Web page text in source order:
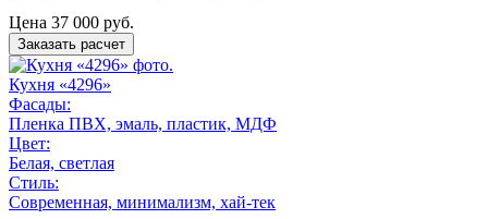
Цена 37 000 руб.
Заказать расчет
Кухня «4296»
Фасады:
Пленка ПВХ, эмаль, пластик, МДФ
Цвет:
Белая, светлая
Стиль:
Современная, минимализм, хай-тек